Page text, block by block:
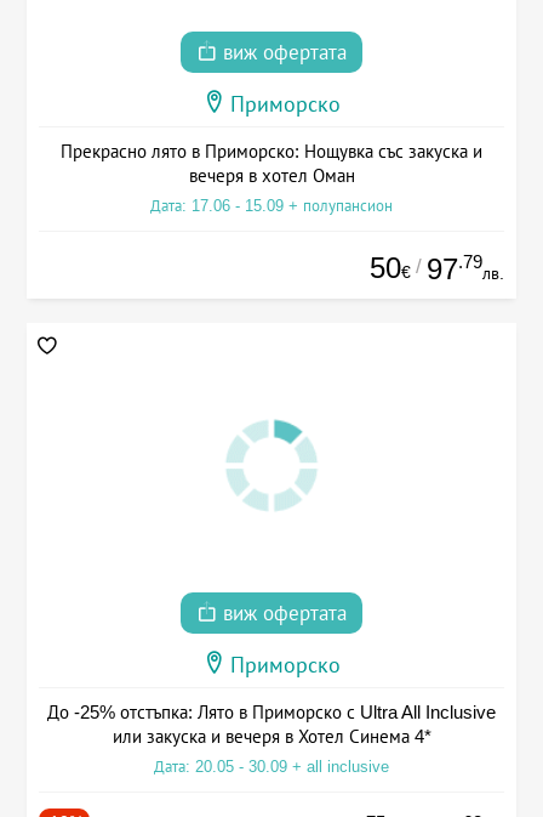
виж офертата
Приморско
Прекрасно лято в Приморско: Нощувка със закуска и
вечеря в хотел Оман
Дата: 17.06 - 15.09 + полупансион
50€ / 97.79
лв.
виж офертата
Приморско
До -25% отстъпка: Лято в Приморско с Ultra All Inclusive
или закуска и вечеря в Хотел Синема 4*
Дата: 20.05 - 30.09 + all inclusive